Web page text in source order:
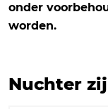
onder
worden.
Nuchter